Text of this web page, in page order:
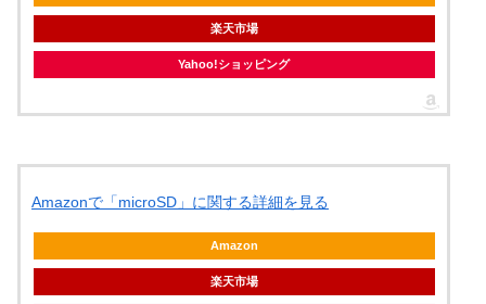
楽天市場
Yahoo!ショッピング
Amazonで「microSD」に関する詳細を見る
Amazon
楽天市場